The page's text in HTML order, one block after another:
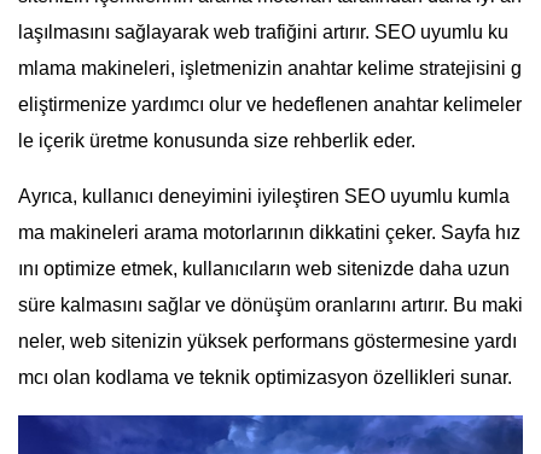
laşılmasını sağlayarak web trafiğini artırır. SEO uyumlu ku
mlama makineleri, işletmenizin anahtar kelime stratejisini g
eliştirmenize yardımcı olur ve hedeflenen anahtar kelimeler
le içerik üretme konusunda size rehberlik eder.
Ayrıca, kullanıcı deneyimini iyileştiren SEO uyumlu kumla
ma makineleri arama motorlarının dikkatini çeker. Sayfa hız
ını optimize etmek, kullanıcıların web sitenizde daha uzun
süre kalmasını sağlar ve dönüşüm oranlarını artırır. Bu maki
neler, web sitenizin yüksek performans göstermesine yardı
mcı olan kodlama ve teknik optimizasyon özellikleri sunar.